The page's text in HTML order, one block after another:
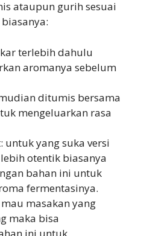
ataupun gurih sesuai
terlebih dahulu
aromanya sebelum
ditumis bersama
mengeluarkan rasa
untuk yang suka versi
otentik biasanya
bahan ini untuk
fermentasinya.
masakan yang
maka bisa
ini untuk